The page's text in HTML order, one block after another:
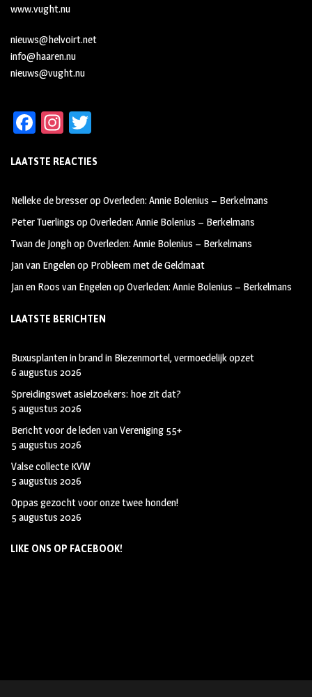
www.vught.nu
nieuws@helvoirt.net
info@haaren.nu
nieuws@vught.nu
Fa
b
oo
k
In
ag
m
tt
LAATSTE REACTIES
Nelleke de bresseropOverleden: Annie Bolenius – Berkelmans
Peter Tuerlings opOverleden: Annie Bolenius – Berkelmans
Twan de JonghopOverleden: Annie Bolenius – Berkelmans
Jan van Engelenop Probleem met de Geldmaat
Jan en Roos van EngelenopOverleden: Annie Bolenius – Berkelmans
LAATSTE BERICHTEN
Buxusplanten in brand in Biezenmortel, vermoedelijk opzet
6 augustus 2026
Spreidingswet asielzoekers: hoe zit dat?
5 augustus 2026
Bericht voor de leden van Vereniging 55+
5 augustus 2026
Valse collecte KVW
5 augustus 2026
Oppas gezocht voor onze twee honden!
5 augustus 2026
LIKE ONS OP FACEBOOK!